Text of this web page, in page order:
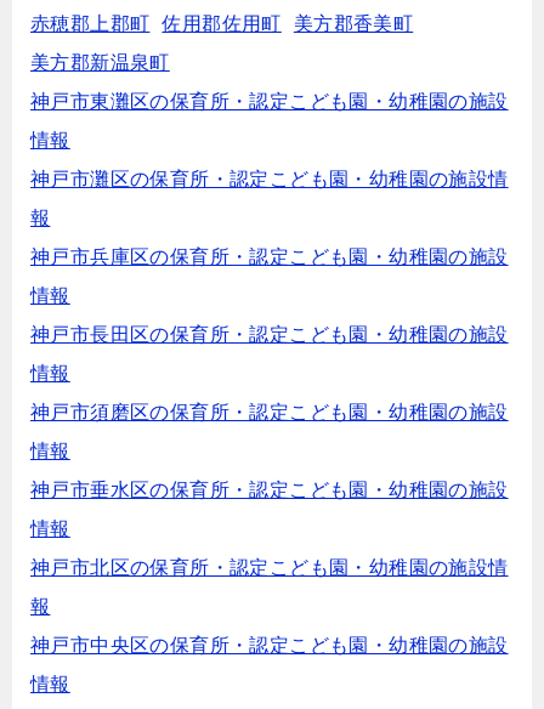
赤穂郡上郡町 佐用郡佐用町
美方郡香美町
美方郡新温泉町
神戸市東灘区の保育所・認定こども園・幼稚園の施設
情報
神戸市灘区の保育所・認定こども園・幼稚園の施設情
報
神戸市兵庫区の保育所・認定こども園・幼稚園の施設
情報
神戸市長田区の保育所・認定こども園・幼稚園の施設
情報
神戸市須磨区の保育所・認定こども園・幼稚園の施設
情報
神戸市垂水区の保育所・認定こども園・幼稚園の施設
情報
神戸市北区の保育所・認定こども園・幼稚園の施設情
報
神戸市中央区の保育所・認定こども園・幼稚園の施設
情報